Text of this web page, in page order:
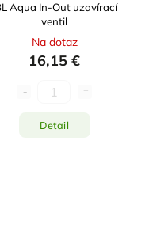
Aqua In-Out uzavírací
ventil
Na dotaz
16,15 €
Detail